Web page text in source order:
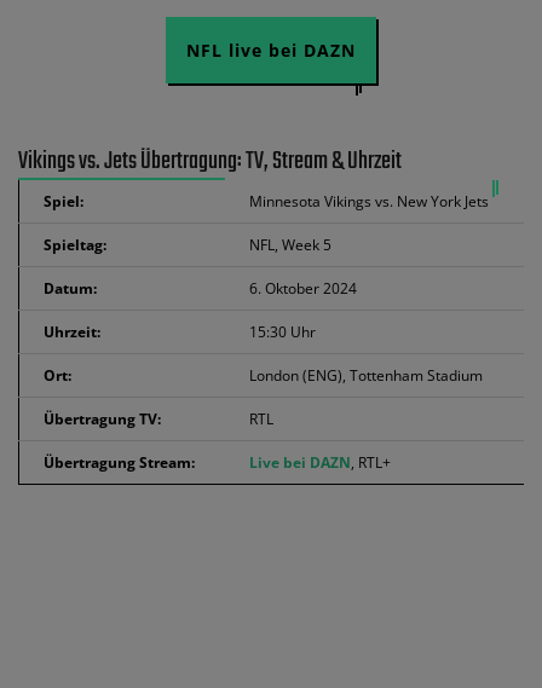
NFL live bei DAZN
Vikings vs. Jets Übertragung: TV, Stream & Uhrzeit
Spiel: Minnesota Vikings vs. New York Jets
Spieltag: NFL, Week 5
Datum: 6. Oktober 2024
Uhrzeit: 15:30 Uhr
Ort: London (ENG), Tottenham Stadium
Übertragung TV: RTL
Übertragung Stream: Live bei DAZN, RTL+